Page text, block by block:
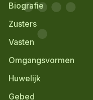
Biografie
Zusters
Vasten
Omgangsvormen
Huwelijk
Gebed